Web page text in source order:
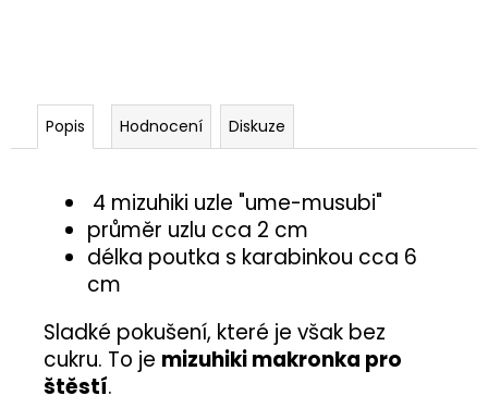
Popis Hodnocení Diskuze
4 mizuhiki uzle "ume-musubi"
průměr uzlu cca 2 cm
délka poutka s karabinkou cca 6
cm
Sladké pokušení, které je však bez
cukru. To je mizuhiki makronka pro
štěstí.